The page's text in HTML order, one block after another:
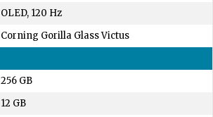
OLED, 120 Hz
Corning Gorilla Glass Victus
256 GB
12 GB